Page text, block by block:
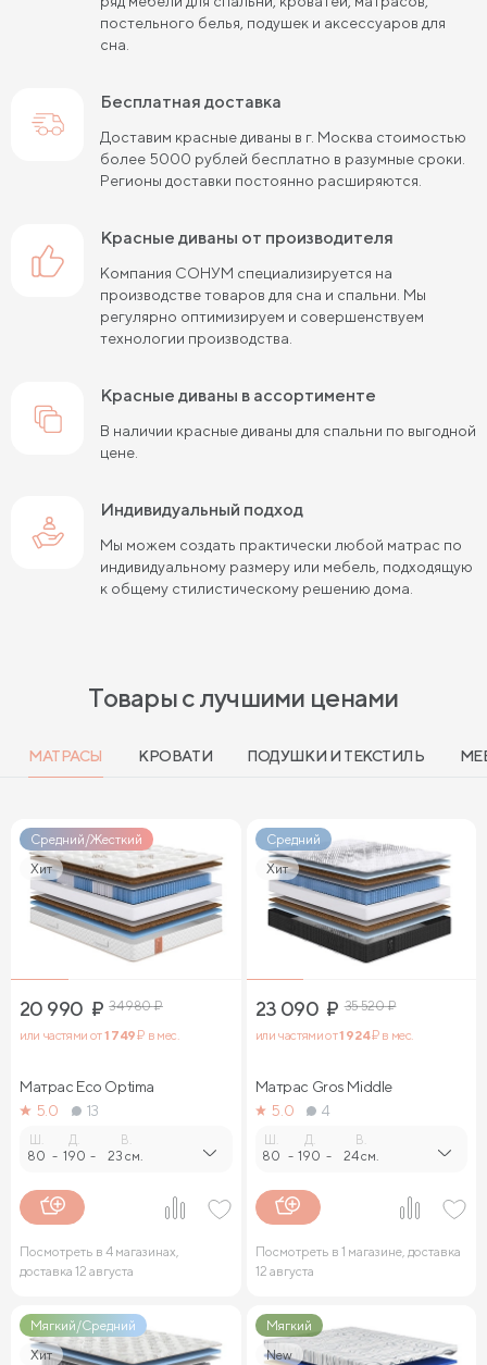
постельного белья, подушек и аксессуаров для
сна.
Бесплатная доставка
Доставим красные диваны в г. Москва стоимостью
более 5000 рублей бесплатно в разумные сроки.
Регионы доставки постоянно расширяются.
красные диваны от производителя
Компания СОНУМ специализируется на
производстве товаров для сна и спальни. Мы
регулярно оптимизируем и совершенствуем
технологии производства.
красные диваны в ассортименте
В наличии красные диваны для спальни по выгодной
цене.
Индивидуальный подход
Мы можем создать практически любой матрас по
индивидуальному размеру или мебель, подходящую
к общему стилистическому решению дома.
Товары с лучшими ценами
МАТРАСЫ КРОВАТИ ПОДУШКИ И ТЕКСТИЛЬ
Средний/Жесткий
Хит
20 990 ₽ 34 980₽
или частями от1 749₽ в мес.
Матрас Eco Optima
5.0
13
80 -
Д.
190 -
В.
23 см.
Посмотреть в 4 магазинах,
доставка 12 августа
Средний
Хит
23 090 ₽ 35 520₽
или частями от1 924₽ в мес.
Матрас Gros Middle
5.0
4
80 -
Д.
190 -
В.
24 см.
Посмотреть в 1 магазине, доставка
12 августа
Мягкий/Средний
Хит
Мягкий
New